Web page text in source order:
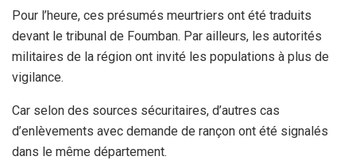
Pour l’heure, ces présumés meurtriers ont été traduits
devant le tribunal de Foumban. Par ailleurs, les autorités
militaires de la région ont invité les populations à plus de
vigilance.
Car selon des sources sécuritaires, d’autres cas
d’enlèvements avec demande de rançon ont été signalés
dans le même département.